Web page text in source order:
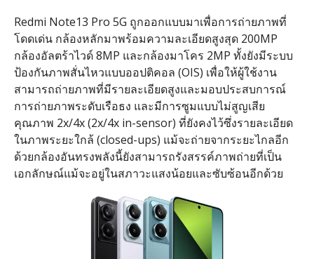
Redmi Note13 Pro 5G ถูกออกแบบมาเพื่อการถ่ายภาพที่
โดดเด่น กล้องหลักมาพร้อมความละเอียดสูงสุด200MP
กล้องอัลตร้าไวด์8MP และกล้องมาโคร 2MP ทั้งยังมีระบบ
ป้องกันภาพสั่นไหวแบบออปติคอล (OIS) เพื่อให้ผู้ใช้งาน
สามารถถ่ายภาพที่มีรายละเอียดสูงและมอบประสบการณ์
การถ่ายภาพระดับเรือธง และมีการซูมแบบไม่สูญเสีย
คุณภาพ 2x/4x (2x/4x in-sensor) ที่ยังคงไว้ซึ่งรายละเอียด
ในภาพระยะใกล้(closed-ups) แม้จะถ่ายจากระยะไกลอีก
ด้วยกล้องอันทรงพลังนี้ยังสามารถรังสรรค์ภาพถ่ายที่เป็น
เอกลักษณ์แม้จะอยู่ในสภาวะแสงน้อยและซับซ้อนอีกด้วย